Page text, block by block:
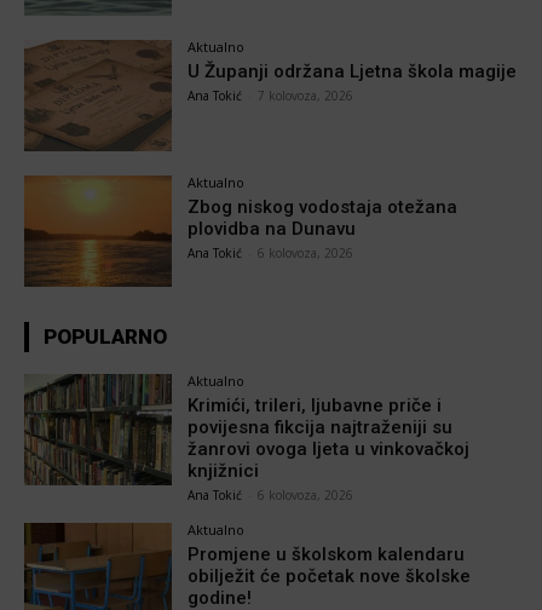
Aktualno
U Županji održana Ljetna škola magije
Ana Tokić 7 kolovoza, 2026
Aktualno
Zbog niskog vodostaja otežana
plovidba na Dunavu
Ana Tokić 6 kolovoza, 2026
POPULARNO
Aktualno
Krimići, trileri, ljubavne priče i
povijesna fikcija najtraženiji su
žanrovi ovoga ljeta u vinkovačkoj
knjižnici
Ana Tokić 6 kolovoza, 2026
Aktualno
Promjene u školskom kalendaru
obilježit će početak nove školske
godine!